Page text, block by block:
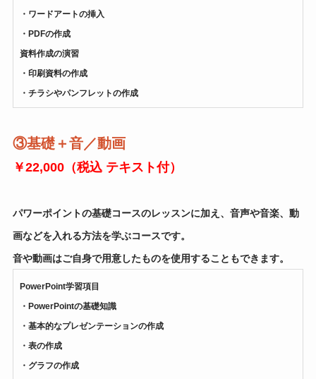
・ワードアートの挿入
・PDFの作成
資料作成の演習
・印刷資料の作成
・チラシやパンフレットの作成
③基礎＋音／動画
￥22,000（税込 テキスト付）
パワーポイントの基礎コースのレッスンに加え、音声や音楽、動
画などを入れる方法を学ぶコースです。
音や動画はご自身で用意したものを使用することもできます。
PowerPoint学習項目
・PowerPointの基礎知識
・基本的なプレゼンテーションの作成
・表の作成
・グラフの作成